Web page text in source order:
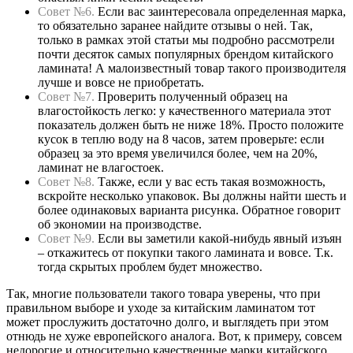
Совет №6. Если вас заинтересовала определенная марка,
то обязательно заранее найдите отзывы о ней. Так,
только в рамках этой статьи мы подробно рассмотрели
почти десяток самых популярных брендом китайского
ламината! А малоизвестный товар такого производителя
лучше и вовсе не приобретать.
Совет №7. Проверить полученный образец на
влагостойкость легко: у качественного материала этот
показатель должен быть не ниже 18%. Просто положите
кусок в теплю воду на 8 часов, затем проверьте: если
образец за это время увеличился более, чем на 20%,
ламинат не влагостоек.
Совет №8. Также, если у вас есть такая возможность,
вскройте несколько упаковок. Вы должны найти шесть и
более одинаковых варианта рисунка. Обратное говорит
об экономии на производстве.
Совет №9. Если вы заметили какой-нибудь явный изъян
– откажитесь от покупки такого ламината и вовсе. Т.к.
тогда скрытых проблем будет множество.
Так, многие пользователи такого товара уверены, что при
правильном выборе и уходе за китайским ламинатом тот
может прослужить достаточно долго, и выглядеть при этом
отнюдь не хуже европейского аналога. Вот, к примеру, совсем